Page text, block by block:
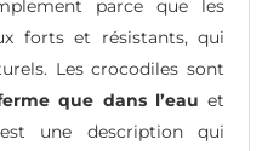
parce que les
forts et résistants, qui
Les crocodiles sont
que dans l’eau et
une description qui